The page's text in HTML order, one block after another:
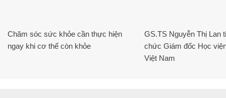
Chăm sóc sức khỏe cần thực hiện
ngay khi cơ thể còn khỏe
GS.TS Nguyễn Thị Lan
chức Giám đốc Học
Việt Nam